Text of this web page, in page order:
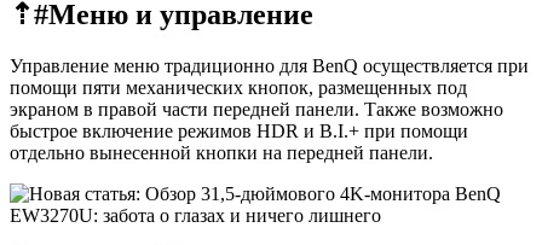
⇡#Меню и управление
Управление меню традиционно для BenQ осуществляется при
помощи пяти механических кнопок, размещенных под
экраном в правой части передней панели. Также возможно
быстрое включение режимов HDR и B.I.+ при помощи
отдельно вынесенной кнопки на передней панели.